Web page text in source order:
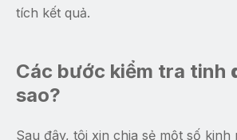
tích kết quả.
Các bước kiểm tra tinh
sao?
Sau đây, tôi xin chia sẻ một số kinh